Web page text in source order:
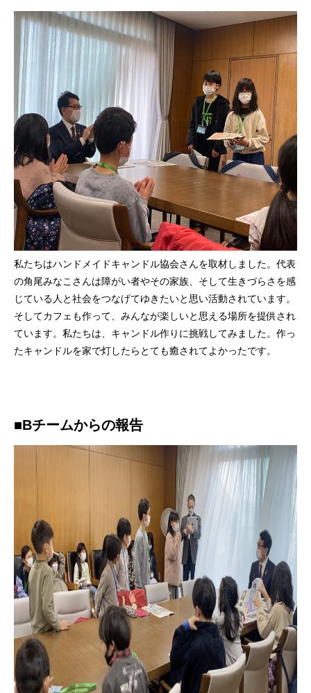
私たちはハンドメイドキャンドル協会さんを取材しました。代表
の角尾みなこさんは障がい者やその家族、そして生きづらさを感
じている人と社会をつなげてゆきたいと思い活動されています。
そしてカフェも作って、みんなが楽しいと思える場所を提供され
ています。私たちは、キャンドル作りに挑戦してみました。作っ
たキャンドルを家で灯したらとても癒されてよかったです。
■Bチームからの報告